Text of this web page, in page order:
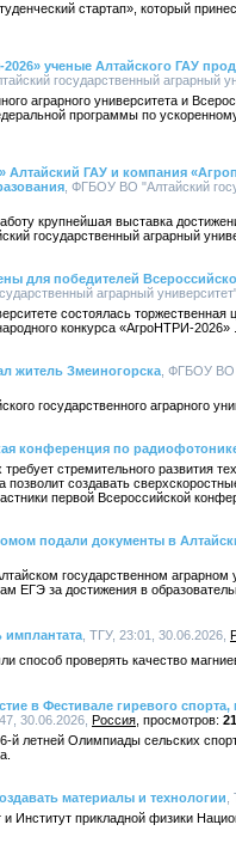
стартап», который
ученые Алтайского ГАУ
государственный аграрный
аграрного университета и
программы по
Алтайский ГАУ и компания
, ФГБОУ ВО "Алтайский
крупнейшая выставка
государственный аграрный
для победителей
аграрный
состоялась
конкурса «АгроНТРИ-2026» .
житель Змеиногорска , ФГБОУ ВО
государственного аграрного
конференция по
стремительного развития
создавать
первой Всероссийской
подали документы в
государственном аграрном
ЕГЭ за достижения в
имплантата , ТГУ, 23:01, 30.06.2026,
способ проверять качество
в Фестивале гиревого
30.06.2026, Россия
летней Олимпиады сельских
материалы и технологии
и Институт прикладной физики